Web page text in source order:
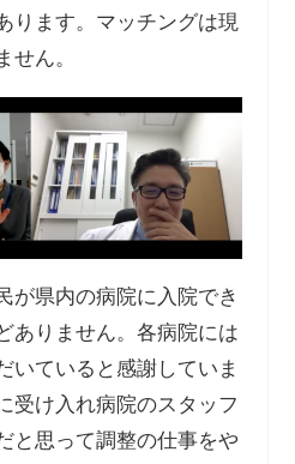
ります。マッチングは現
せん。
県内の病院に入院でき
ありません。各病院には
いていると感謝していま
受け入れ病院のスタッフ
と思って調整の仕事をや